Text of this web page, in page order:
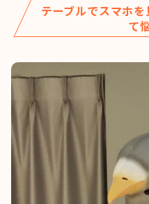
テーブルでスマホ
て